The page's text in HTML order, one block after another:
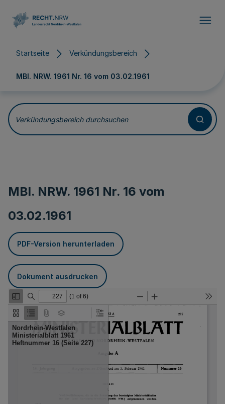
Startseite Verkündungsbereich
MBl. NRW. 1961 Nr. 16 vom 03.02.1961
Verkündungsbereich durchsuchen
MBl. NRW. 1961 Nr. 16 vom
03.02.1961
PDF-Version herunterladen
Dokument ausdrucken